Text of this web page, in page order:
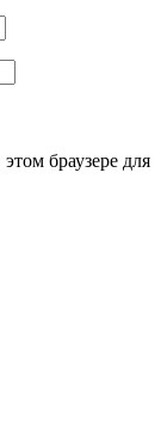
браузере для